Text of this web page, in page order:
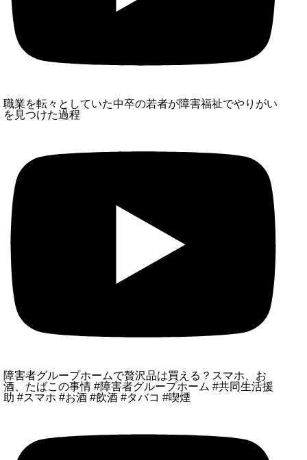
職業を転々としていた中卒の若者が障害福祉でやりがい
を見つけた過程
障害者グループホームで贅沢品は買える？スマホ、お
酒、たばこの事情 #障害者グループホーム #共同生活援
助 #スマホ #お酒 #飲酒 #タバコ #喫煙